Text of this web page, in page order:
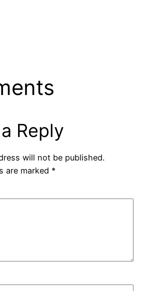
Reply
will not be published.
are marked *